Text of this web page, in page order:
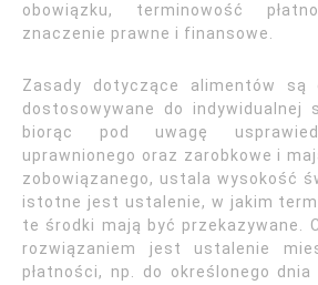
obowiązku, terminowość
znaczenie prawne i finansowe.
Zasady dotyczące alimentów są
dostosowywane do indywidualnej
biorąc pod uwagę
uprawnionego oraz zarobkowe i
zobowiązanego, ustala wysokość
istotne jest ustalenie, w jakim
te środki mają być przekazywane.
rozwiązaniem jest ustalenie
płatności, np. do określonego dnia